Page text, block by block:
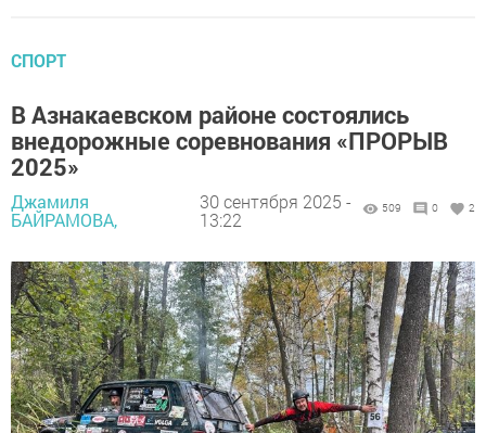
СПОРТ
В Азнакаевском районе состоялись
внедорожные соревнования «ПРОРЫВ
2025»
Джамиля
БАЙРАМОВА,
30 сентября 2025 -
13:22
509 0 2